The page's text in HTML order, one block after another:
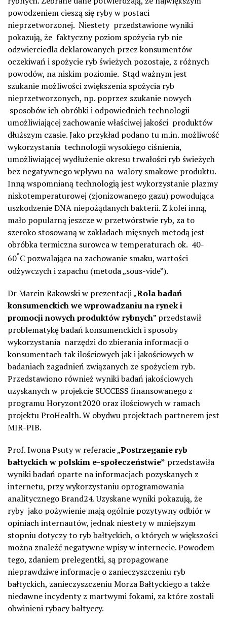
powodzeniem cieszą się ryby w postaci
nieprzetworzonej. Niestety przedstawione wyniki
pokazują, że faktyczny poziom spożycia ryb nie
odzwierciedla deklarowanych przez konsumentów
oczekiwań i spożycie ryb świeżych pozostaje, z różnych
powodów, na niskim poziomie. Stąd ważnym jest
szukanie możliwości zwiększenia spożycia ryb
nieprzetworzonych, np. poprzez szukanie nowych
sposobów ich obróbki i odpowiednich technologii
umożliwiającej zachowanie właściwej jakości produktów
dłuższym czasie. Jako przykład podano tu m.in. możliwość
wykorzystania technologii wysokiego ciśnienia,
umożliwiającej wydłużenie okresu trwałości ryb świeżych
bez negatywnego wpływu na walory smakowe produktu.
Inną wspomnianą technologią jest wykorzystanie plazmy
niskotemperaturowej (zjonizowanego gazu) powodująca
uszkodzenie DNA niepożądanych bakterii. Z kolei inną,
mało popularną jeszcze w przetwórstwie ryb, za to
szeroko stosowaną w zakładach mięsnych metodą jest
obróbka termiczna surowca w temperaturach ok. 40-
60°C pozwalająca na zachowanie smaku, wartości
odżywczych i zapachu (metoda „sous-vide”).
Dr Marcin Rakowski w prezentacji „Rola badań
konsumenckich we wprowadzaniu na rynek i
promocji nowych produktów rybnych” przedstawił
problematykę badań konsumenckich i sposoby
wykorzystania narzędzi do zbierania informacji o
konsumentach tak ilościowych jak i jakościowych w
badaniach zagadnień związanych ze spożyciem ryb.
Przedstawiono również wyniki badań jakościowych
uzyskanych w projekcie SUCCESS finansowanego z
programu Horyzont2020 oraz ilościowych w ramach
projektu ProHealth. W obydwu projektach partnerem jest
MIR-PIB.
Prof. Iwona Psuty w referacie „Postrzeganie ryb
bałtyckich w polskim e-społeczeństwie” przedstawiła
wyniki badań oparte na informacjach pozyskanych z
internetu, przy wykorzystaniu oprogramowania
analitycznego Brand24. Uzyskane wyniki pokazują, że
ryby jako pożywienie mają ogólnie pozytywny odbiór w
opiniach internautów, jednak niestety w mniejszym
stopniu dotyczy to ryb bałtyckich, o których w większości
można znaleźć negatywne wpisy w internecie. Powodem
tego, zdaniem prelegentki, są propagowane
nieprawdziwe informacje o zanieczyszczeniu ryb
bałtyckich, zanieczyszczeniu Morza Bałtyckiego a także
niedawne incydenty z martwymi fokami, za które zostali
obwinieni rybacy bałtyccy.